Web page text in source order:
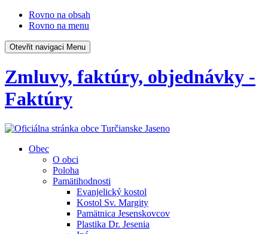
Rovno na obsah
Rovno na menu
Otevřit navigaci Menu
Zmluvy, faktúry, objednávky -
Faktúry
Obec
O obci
Poloha
Pamätihodnosti
Evanjelický kostol
Kostol Sv. Margity
Pamätnica Jesenskovcov
Plastika Dr. Jesenia